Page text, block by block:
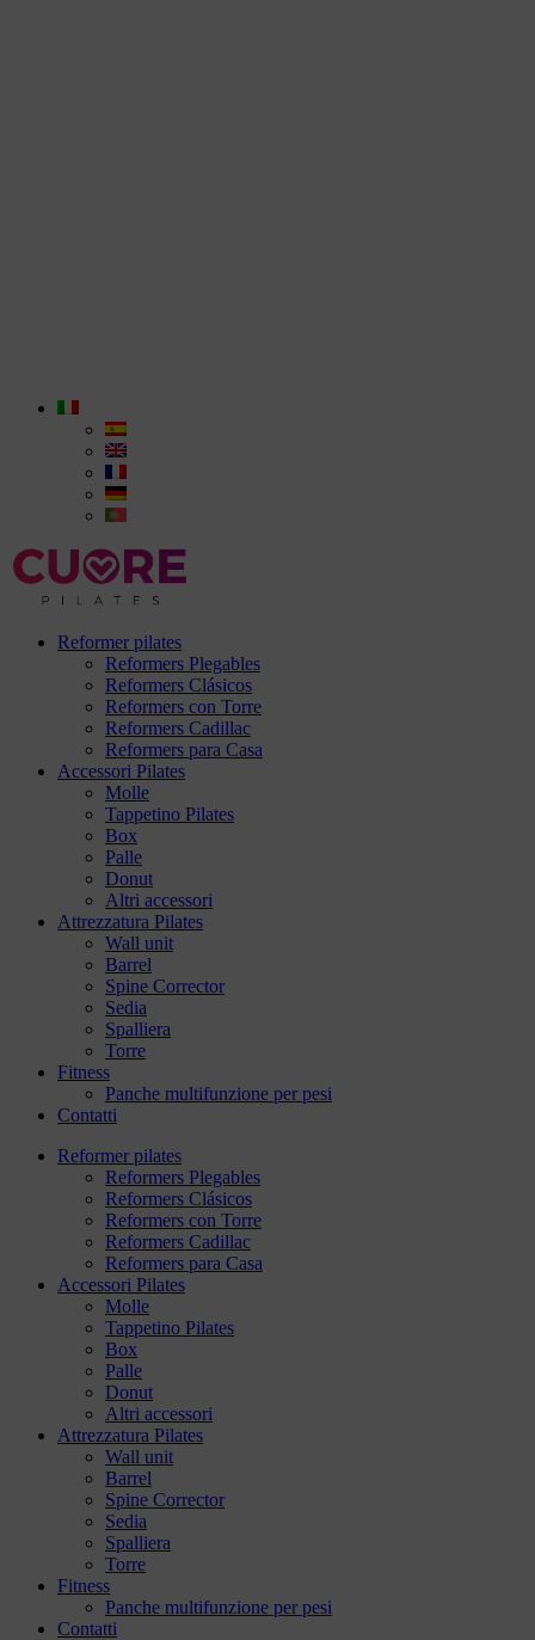
Reformer pilates
Reformers Plegables
Reformers Clásicos
Reformers con Torre
Reformers Cadillac
Reformers para Casa
Accessori Pilates
Molle
Tappetino Pilates
Box
Palle
Donut
Altri accessori
Attrezzatura Pilates
Wall unit
Barrel
Spine Corrector
Sedia
Spalliera
Torre
Fitness
Panche multifunzione per pesi
Contatti
Reformer pilates
Reformers Plegables
Reformers Clásicos
Reformers con Torre
Reformers Cadillac
Reformers para Casa
Accessori Pilates
Molle
Tappetino Pilates
Box
Palle
Donut
Altri accessori
Attrezzatura Pilates
Wall unit
Barrel
Spine Corrector
Sedia
Spalliera
Torre
Fitness
Panche multifunzione per pesi
Contatti